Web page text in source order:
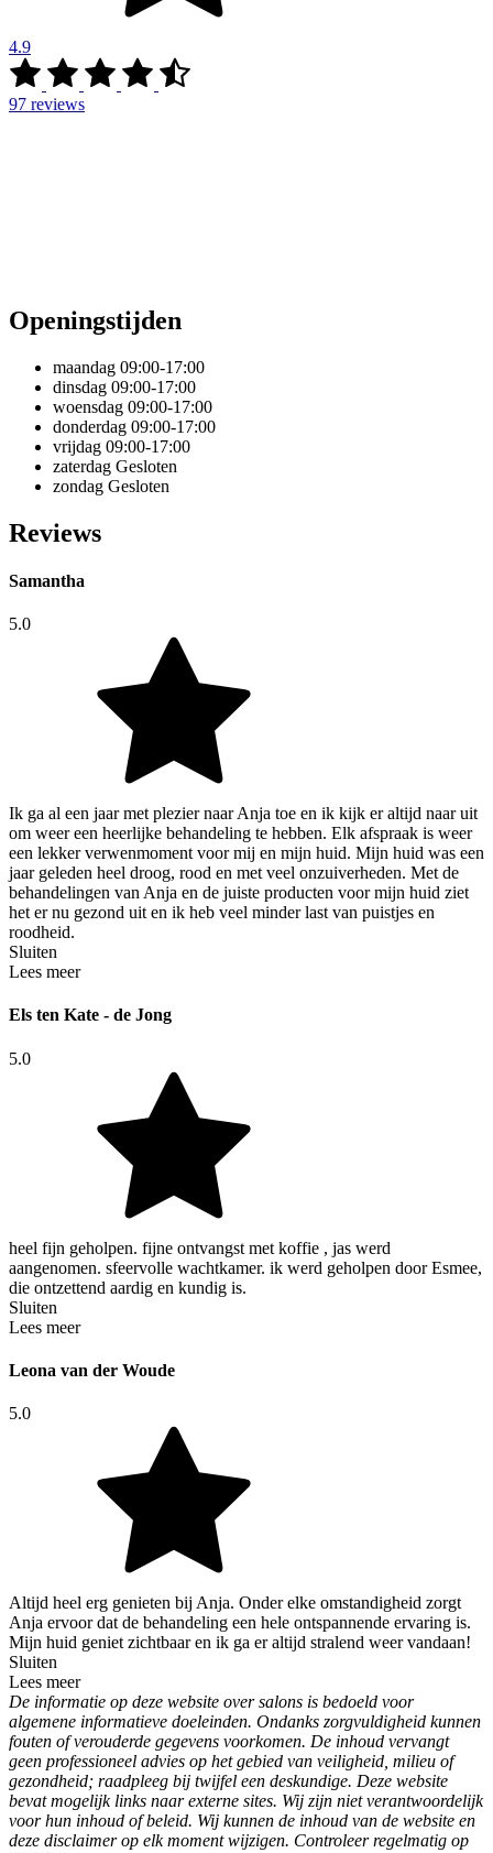
4.9
97 reviews
Openingstijden
maandag 09:00-17:00
dinsdag 09:00-17:00
woensdag 09:00-17:00
donderdag 09:00-17:00
vrijdag 09:00-17:00
zaterdag Gesloten
zondag Gesloten
Reviews
Samantha
5.0
Ik ga al een jaar met plezier naar Anja toe en ik kijk er altijd naar uit
om weer een heerlijke behandeling te hebben. Elk afspraak is weer
een lekker verwenmoment voor mij en mijn huid. Mijn huid was een
jaar geleden heel droog, rood en met veel onzuiverheden. Met de
behandelingen van Anja en de juiste producten voor mijn huid ziet
het er nu gezond uit en ik heb veel minder last van puistjes en
roodheid.
Sluiten
Lees meer
Els ten Kate - de Jong
5.0
heel fijn geholpen. fijne ontvangst met koffie , jas werd
aangenomen. sfeervolle wachtkamer. ik werd geholpen door Esmee,
die ontzettend aardig en kundig is.
Sluiten
Lees meer
Leona van der Woude
5.0
Altijd heel erg genieten bij Anja. Onder elke omstandigheid zorgt
Anja ervoor dat de behandeling een hele ontspannende ervaring is.
Mijn huid geniet zichtbaar en ik ga er altijd stralend weer vandaan!
Sluiten
Lees meer
De informatie op deze website over salons is bedoeld voor
algemene informatieve doeleinden. Ondanks zorgvuldigheid kunnen
fouten of verouderde gegevens voorkomen. De inhoud vervangt
geen professioneel advies op het gebied van veiligheid, milieu of
gezondheid; raadpleeg bij twijfel een deskundige. Deze website
bevat mogelijk links naar externe sites. Wij zijn niet verantwoordelijk
voor hun inhoud of beleid. Wij kunnen de inhoud van de website en
deze disclaimer op elk moment wijzigen. Controleer regelmatig op